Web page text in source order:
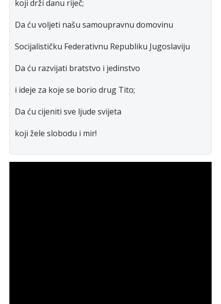
koji drži danu riječ;
Da ću voljeti našu samoupravnu domovinu
Socijalističku Federativnu Republiku Jugoslaviju
Da ću razvijati bratstvo i jedinstvo
i ideje za koje se borio drug Tito;
Da ću cijeniti sve ljude svijeta
koji žele slobodu i mir!